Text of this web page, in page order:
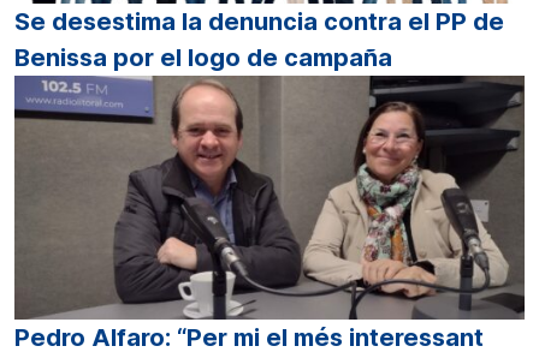
Se desestima la denuncia contra el PP de
Benissa por el logo de campaña
Pedro Alfaro: “Per mi el més interessant